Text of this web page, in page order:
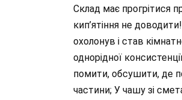
Склад має прогрітися
кип’ятіння не
охолонув і став
однорідної
помити, обсушити, де
частини; У чашу зі